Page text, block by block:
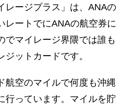
レージプラス」は、ANAの
レートでにANAの航空券に
でマイレージ界隈では誰も
ットカードです。
航空のマイルで何度も沖縄
行っています。マイルを貯